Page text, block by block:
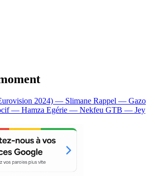
2024) — Slimane Rappel — Gazo
— Hamza Egérie — Nekfeu GTB — Jey